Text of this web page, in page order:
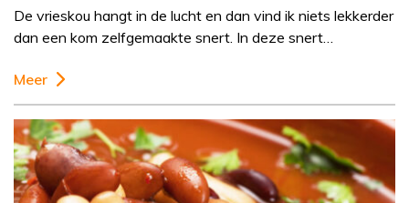
De vrieskou hangt in de lucht en dan vind ik niets lekkerder
dan een kom zelfgemaakte snert. In deze snert…
Meer